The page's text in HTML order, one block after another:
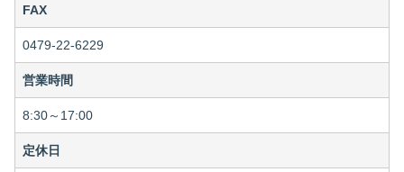
FAX
0479-22-6229
営業時間
8:30～17:00
定休日